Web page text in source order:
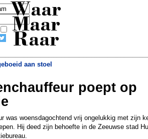
Waar
Maar
Raar
aan stoel
Zelfmoord om scheiding ouders»
poept op
was woensdagochtend vrij ongelukkig met zijn
Hij deed zijn behoefte in de Zeeuwse stad